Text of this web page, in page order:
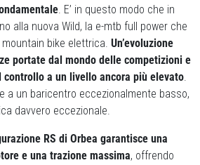
. E’ in questo modo che in
alla nuova Wild, la e-mtb full power che
bike elettrica. Un’evoluzione
portate dal mondo delle competizioni e
a un livello ancora più elevato.
a un baricentro eccezionalmente basso,
davvero eccezionale.
RS di Orbea garantisce una
e una trazione massima, offrendo